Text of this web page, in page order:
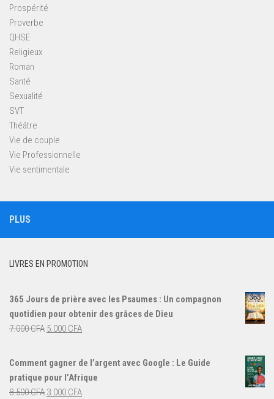
Prospérité
Proverbe
QHSE
Religieux
Roman
Santé
Sexualité
SVT
Théâtre
Vie de couple
Vie Professionnelle
Vie sentimentale
PLUS
LIVRES EN PROMOTION
365 Jours de prière avec les Psaumes : Un compagnon
quotidien pour obtenir des grâces de Dieu
7.000CFA Le
était :
7.000 CFA.
5.000 CFALe
actuel
est :
Comment gagner de l’argent avec Google : Le Guide
pratique pour l’Afrique
8.500CFA Le
3.000 CFALe